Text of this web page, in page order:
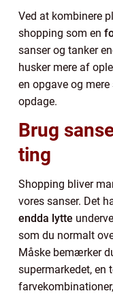
Ved at kombinere
shopping som en
sanser og tanker
husker mere af
en opgave og
opdage.
Brug
ting
Shopping bliver
vores sanser. Det
endda lytte
som du normalt
Måske bemærker
supermarkedet, en